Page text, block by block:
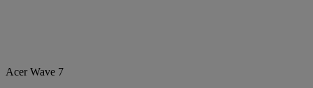
Acer Wave 7